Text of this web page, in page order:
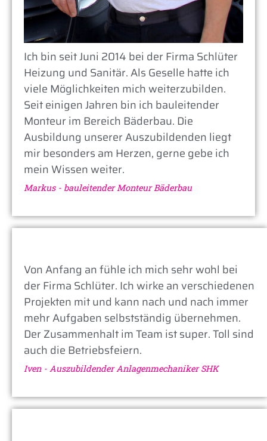
Ich bin seit Juni 2014 bei der Firma Schlüter
Heizung und Sanitär. Als Geselle hatte ich
viele Möglichkeiten mich weiterzubilden.
Seit einigen Jahren bin ich bauleitender
Monteur im Bereich Bäderbau. Die
Ausbildung unserer Auszubildenden liegt
mir besonders am Herzen, gerne gebe ich
mein Wissen weiter.
Markus - bauleitender Monteur Bäderbau
Von Anfang an fühle ich mich sehr wohl bei
der Firma Schlüter. Ich wirke an verschiedenen
Projekten mit und kann nach und nach immer
mehr Aufgaben selbstständig übernehmen.
Der Zusammenhalt im Team ist super. Toll sind
auch die Betriebsfeiern.
Iven - Auszubildender Anlagenmechaniker SHK